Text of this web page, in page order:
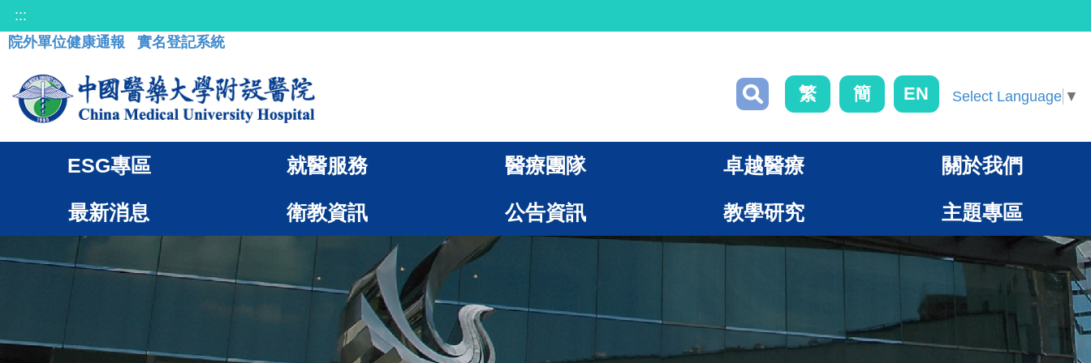
:::
院外單位健康通報
實名登記系統
繁 簡 EN Select Language ▼
ESG專區 就醫服務 醫療團隊 卓越醫療 關於我們
最新消息 衛教資訊 公告資訊 教學研究 主題專區